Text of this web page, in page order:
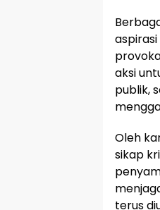
aksi
publik,
Oleh
sikap
terus